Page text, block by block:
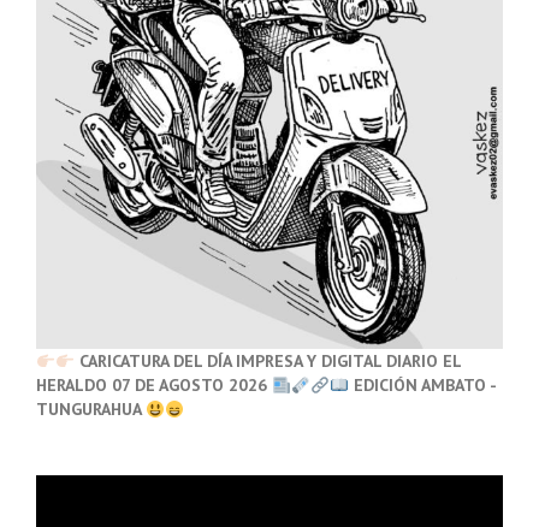
CARICATURA DEL DÍA IMPRESA Y DIGITAL DIARIO EL
HERALDO 07 DE AGOSTO 2026
EDICIÓN AMBATO -
TUNGURAHUA